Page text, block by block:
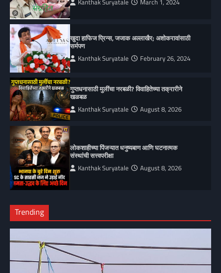
Kanthak Suryatale March 1, 2024
खुदा हाफिज प्रिन्स, जजाक अल्लाखैर; अशोकरावांसाठी
सर्मपण
Kanthak Suryatale February 26, 2024
गुप्तधनासाठी मुलींचा नरबळी? विवाहितेच्या तक्रारीने
खळबळ
Kanthak Suryatale August 8, 2026
लोकशाहीच्या पिंजऱ्यात धनुष्यबाण आणि घटनात्मक
संस्थांची सत्त्वपरीक्षा
Kanthak Suryatale August 8, 2026
Trending